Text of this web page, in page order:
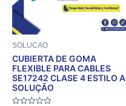
SOLUCAO
CUBIERTA DE GOMA
FLEXIBLE PARA CABLES
SE17242 CLASE 4 ESTILO A
SOLUÇÃO